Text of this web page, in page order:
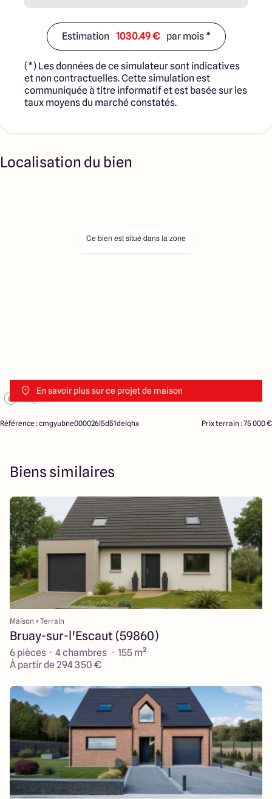
Estimation 1030.49 € par mois *
(*) Les données de ce simulateur sont indicatives
et non contractuelles. Cette simulation est
communiquée à titre informatif et est basée sur les
taux moyens du marché constatés.
Localisation du bien
En savoir plus sur ce projet de maison
Ce bien est situé dans la zone
Référence : cmgyubne000026l5d51delqhx Prix terrain : 75 000 €
Biens similaires
Maison + Terrain
Bruay-sur-l'Escaut (59860)
6 pièces · 4 chambres · 155 m²
À partir de 294 350 €